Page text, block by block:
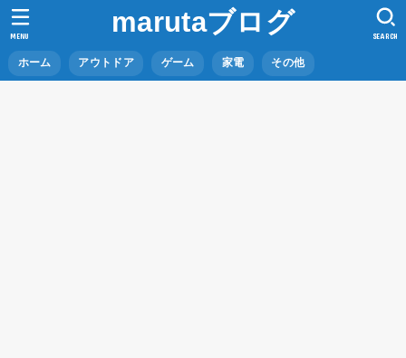
marutaブログ
ホーム アウトドア ゲーム 家電 その他
SEARCH
MENU